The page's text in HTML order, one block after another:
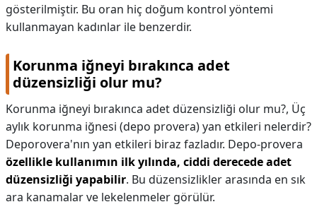
gösterilmiştir. Bu oran hiç doğum kontrol yöntemi
kullanmayan kadınlar ile benzerdir.
Korunma iğneyi bırakınca adet
düzensizliği olur mu?
Korunma iğneyi bırakınca adet düzensizliği olur mu?, Üç
aylık korunma iğnesi (depo provera) yan etkileri nelerdir?
Deporovera'nın yan etkileri biraz fazladır. Depo-provera
özellikle kullanımın ilk yılında, ciddi derecede adet
düzensizliği yapabilir. Bu düzensizlikler arasında en sık
ara kanamalar ve lekelenmeler görülür.